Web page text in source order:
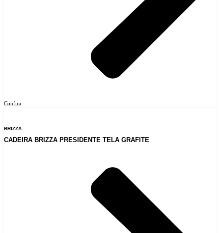
Confira
BRIZZA
CADEIRA BRIZZA PRESIDENTE TELA GRAFITE